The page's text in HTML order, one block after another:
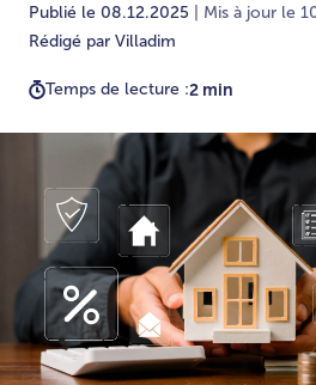
Publié le 08.12.2025
| Mis à jour le
Rédigé par Villadim
Temps de lecture :2 min